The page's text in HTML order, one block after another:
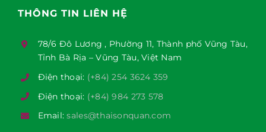
THÔNG TIN LIÊN HỆ
78/6 Đô Lương , Phường 11, Thành phố Vũng Tàu,
Tỉnh Bà Rịa – Vũng Tàu, Việt Nam
Điện thoại: (+84) 254 3624 359
Điện thoại: (+84) 984 273 578
Email:sales@thaisonquan.com